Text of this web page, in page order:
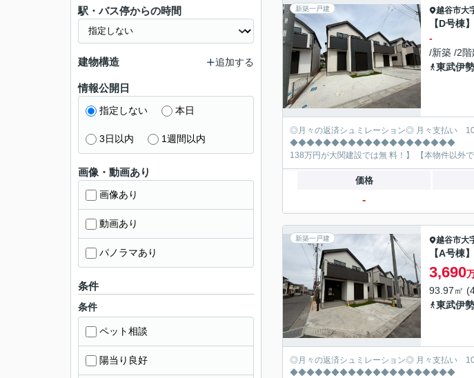
新築一戸建 越谷市大
【D号棟
-
/新築 /2階
東武伊
◎月々の返済シュミレーション◎ 月々支払い 109,133円 借り入れ額 3,990万円 変動金利35年 ボーナス払い無し
◆◆◆◆◆◆◆◆◆◆◆◆◆◆◆◆◆◆◆◆ マイホーム購入にかかる費用を削減!! 大関建設で賢くお得にマイホーム購入♪ 【仲 介 手 数 料
価格
-
新築一戸建 越谷市大
【A号棟
3,690
93.97㎡
東武伊
◎月々の返済シュミレーション◎ 月々支払い 109,133円 借り入れ額 3,990万円 変動金利35年 ボーナス払い無し
◆◆◆◆◆◆◆◆◆◆◆◆◆◆◆◆◆◆◆◆ マイホーム購入にかかる費用を削減!! 大関建設で賢くお得にマイホーム購入♪ 【仲 介 手 数 料
駅・バス停からの時間
建物構造 追加する
情報公開日
指定しない 本日
3日以内 1週間以内
画像・動画あり
画像あり
動画あり
パノラマあり
条件
条件
ペット相談
陽当り良好